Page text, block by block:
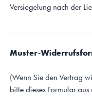
Versiegelung nach der
Muster-
(Wenn Sie den Vertrag
bitte dieses Formular